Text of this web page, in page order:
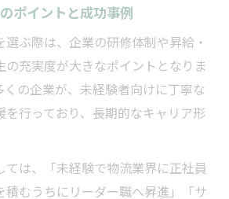
ポイントと成功事例
ぶ際は、企業の研修体制や昇給・
の充実度が大きなポイントとなりま
くの企業が、未経験者向けに丁寧な
を行っており、長期的なキャリア形
ては、「未経験で物流業界に正社員
積むうちにリーダー職へ昇進」「サ